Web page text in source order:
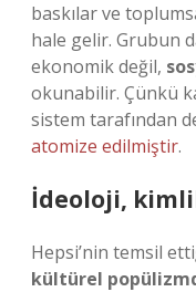
baskılar ve
hale gelir. Grubun
ekonomik değil,
okunabilir. Çünkü
sistem tarafından
atomize edilmiştir.
İdeoloji,
Hepsi’nin temsil
kültürel